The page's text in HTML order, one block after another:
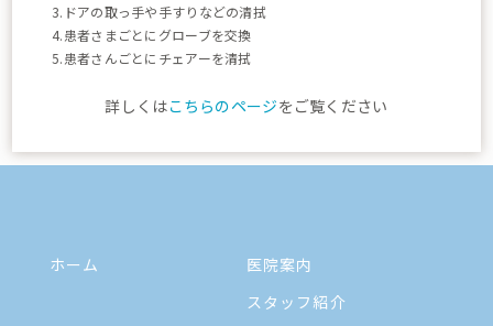
~
12:00
● ● ● ●
13:30
ホーム
医院案内
スタッフ紹介
3.ドアの取っ手や手すりなどの清拭
4.患者さまごとにグローブを交換
5.患者さんごとにチェアーを清拭
詳しくはこちらのページをご覧ください